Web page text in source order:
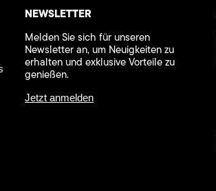
NEWSLETTER
Melden Sie sich für unseren
Newsletter an, um Neuigkeiten zu
erhalten und exklusive Vorteile zu
genießen.
Jetzt anmelden